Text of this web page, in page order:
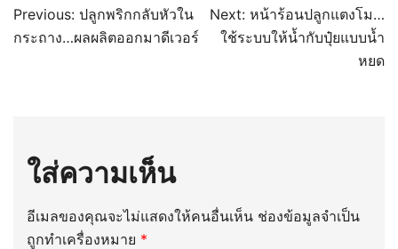
แนะแนว
Previous: ปลูกพริกกลับหัวใน
กระถาง…ผลผลิตออกมาดีเวอร์
Next: หน้าร้อนปลูกแตงโม…
ใช้ระบบให้น้ำกับปุ๋ยแบบน้ำ
หยด
ใส่ความเห็น
อีเมลของคุณจะไม่แสดงให้คนอื่นเห็น ช่องข้อมูลจำเป็น
ถูกทำเครื่องหมาย *